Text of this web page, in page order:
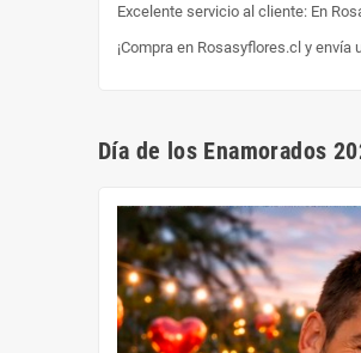
Excelente servicio al cliente: En
¡Compra en Rosasyflores.cl y
Día de los Enamorados